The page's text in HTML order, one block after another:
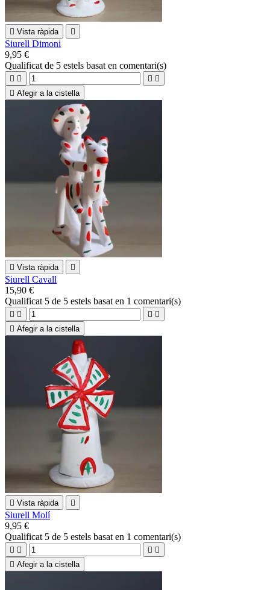
 Vista ràpida 
Siurell Dimoni
9,95 €
Qualificat de 5 estels basat en comentari(s)
   
 Afegir a la cistella
 Vista ràpida 
Siurell Cavall
15,90 €
Qualificat 5 de 5 estels basat en 1 comentari(s)
   
 Afegir a la cistella
 Vista ràpida 
Siurell Molí
9,95 €
Qualificat 5 de 5 estels basat en 1 comentari(s)
   
 Afegir a la cistella